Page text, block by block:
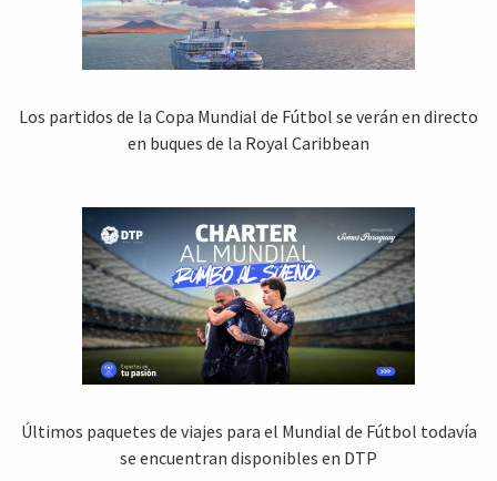
Los partidos de la Copa Mundial de Fútbol se verán en directo
en buques de la Royal Caribbean
Últimos paquetes de viajes para el Mundial de Fútbol todavía
se encuentran disponibles en DTP